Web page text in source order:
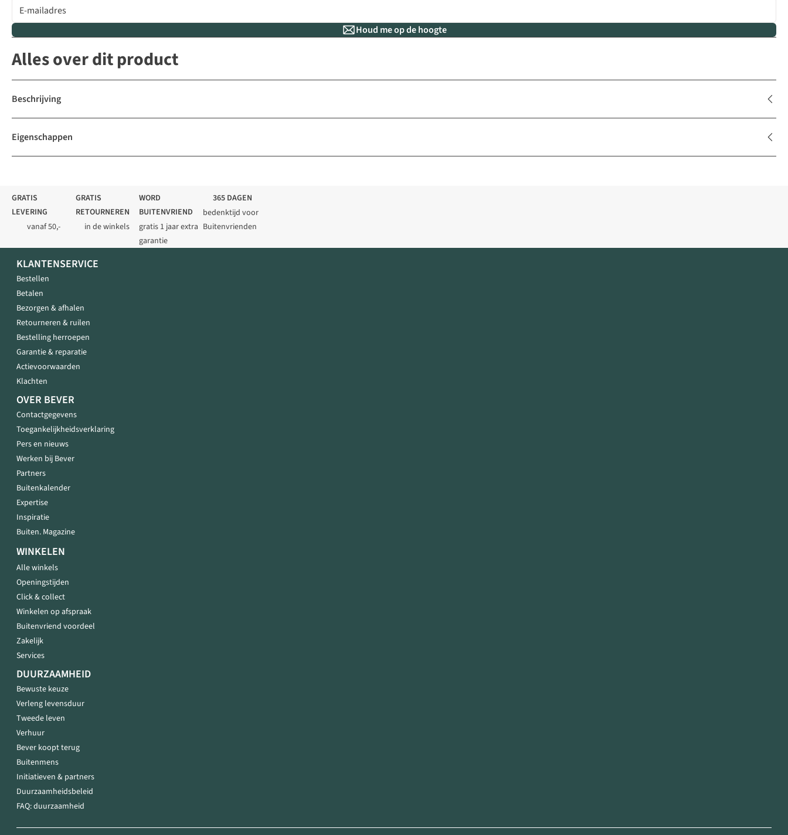
Houd me op de hoogte
Alles over dit product
Beschrijving
Eigenschappen
GRATIS
LEVERING
vanaf 50,-
GRATIS
RETOURNEREN
in de winkels
WORD
BUITENVRIEND
gratis 1 jaar extra
garantie
365 DAGEN
bedenktijd voor
Buitenvrienden
KLANTENSERVICE
Bestellen
Betalen
Bezorgen & afhalen
Retourneren & ruilen
Bestelling herroepen
Garantie & reparatie
Actievoorwaarden
Klachten
OVER BEVER
Contactgegevens
Toegankelijkheidsverklaring
Pers en nieuws
Werken bij Bever
Partners
Buitenkalender
Expertise
Inspiratie
Buiten. Magazine
WINKELEN
Alle winkels
Openingstijden
Click & collect
Winkelen op afspraak
Buitenvriend voordeel
Zakelijk
Services
DUURZAAMHEID
Bewuste keuze
Verleng levensduur
Tweede leven
Verhuur
Bever koopt terug
Buitenmens
Initiatieven & partners
Duurzaamheidsbeleid
FAQ: duurzaamheid